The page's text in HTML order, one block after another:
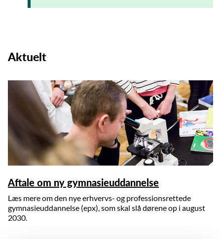
Aktuelt
Aftale om ny gymnasieuddannelse
Læs mere om den nye erhvervs- og professionsrettede
gymnasieuddannelse (epx), som skal slå dørene op i august
2030.